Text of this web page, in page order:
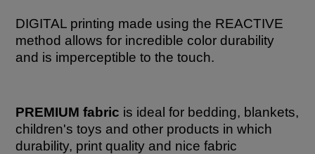
DIGITAL printing made using the REACTIVE
method allows for incredible color durability
and is imperceptible to the touch.
PREMIUM fabric is ideal for bedding, blankets,
children's toys and other products in which
durability, print quality and nice fabric